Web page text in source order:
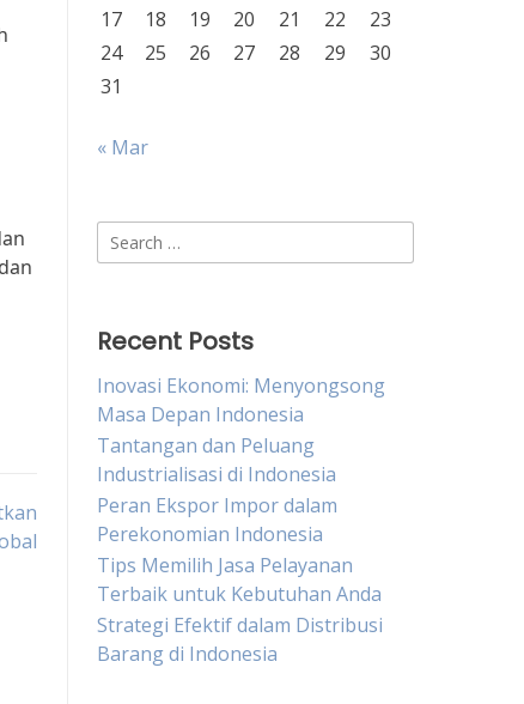
17
18 19 20 21 22
23
24
25 26 27 28 29
30
31
« Mar
Search
for:
Recent Posts
Inovasi Ekonomi: Menyongsong
Masa Depan Indonesia
Tantangan dan Peluang
Industrialisasi di Indonesia
Peran Ekspor Impor dalam
Perekonomian Indonesia
Tips Memilih Jasa Pelayanan
Terbaik untuk Kebutuhan Anda
Strategi Efektif dalam Distribusi
Barang di Indonesia